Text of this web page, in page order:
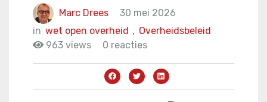
Marc Drees
30 mei 2026
in
Overheidsbeleid
wet open overheid ,
963 views
0 reacties